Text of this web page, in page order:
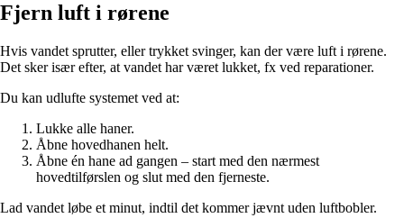
Fjern luft i rørene
Hvis vandet sprutter, eller trykket svinger, kan der være luft i rørene.
Det sker især efter, at vandet har været lukket, fx ved reparationer.
Du kan udlufte systemet ved at:
Lukke alle haner.
Åbne hovedhanen helt.
Åbne én hane ad gangen – start med den nærmest
hovedtilførslen og slut med den fjerneste.
Lad vandet løbe et minut, indtil det kommer jævnt uden luftbobler.